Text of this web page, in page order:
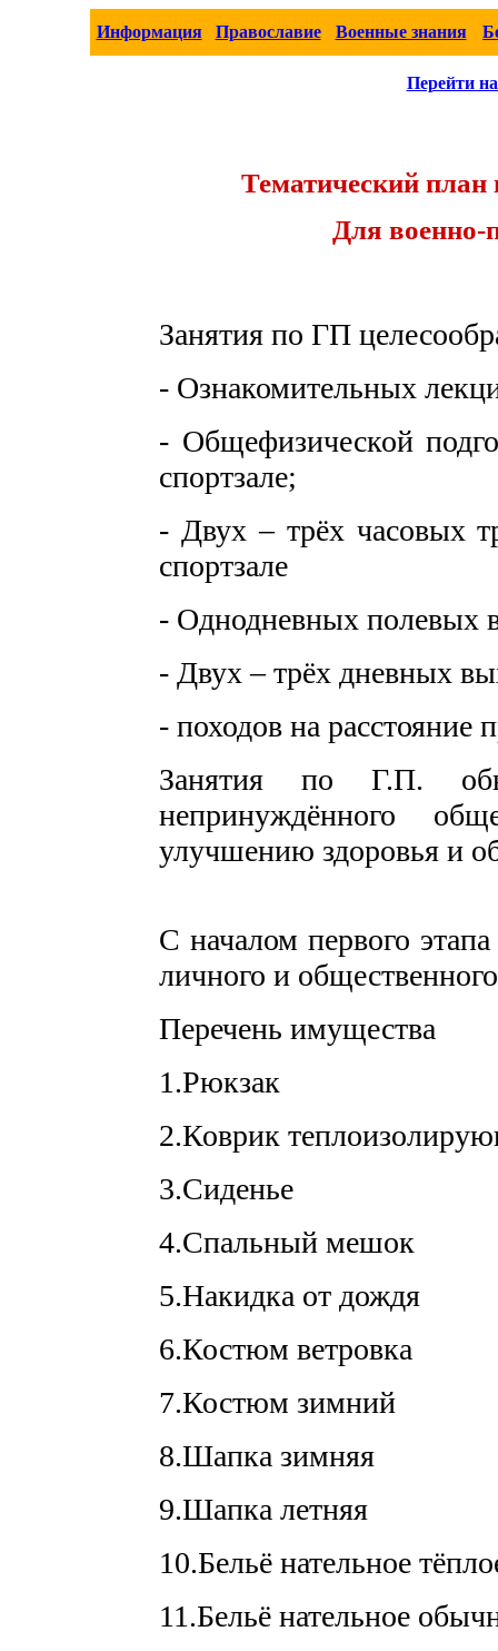
Информация Православие Военные знания
Перейти
Тематический план
Для военно-
Занятия по ГП
- Ознакомительных
- Общефизической
спортзале;
- Двух – трёх часовых
спортзале
- Однодневных полевых
- Двух – трёх дневных
- походов на
Занятия по Г.П.
непринуждённого
улучшению здоровья и
С началом первого
личного и
Перечень имущества
1.Рюкзак
2.Коврик
3.Сиденье
4.Спальный мешок
5.Накидка от дождя
6.Костюм ветровка
7.Костюм зимний
8.Шапка зимняя
9.Шапка летняя
10.Бельё нательное
11.Бельё нательное